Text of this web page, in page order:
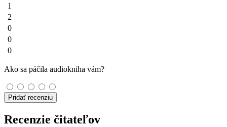
1
2
0
0
0
Ako sa páčila audiokniha vám?
Pridať recenziu
Recenzie čitateľov